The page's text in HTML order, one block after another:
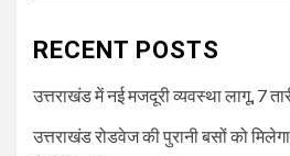
RECENT POSTS
उत्तराखंड में नई मजदूरी व्यवस्था लागू, 7
उत्तराखंड रोडवेज की पुरानी बसों को